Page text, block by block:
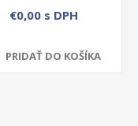
€0,00 s DPH
PRIDAŤ DO KOŠÍKA